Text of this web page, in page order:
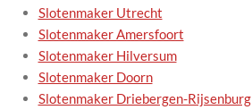
Slotenmaker Utrecht
Slotenmaker Amersfoort
Slotenmaker Hilversum
Slotenmaker Doorn
Slotenmaker Driebergen-Rijsenburg